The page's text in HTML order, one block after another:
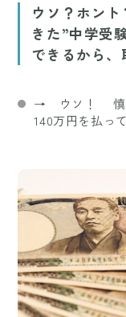
ウソ？ホン
きた”中学受
できるから、
→ ウソ！ 慎重
140万円を払っ